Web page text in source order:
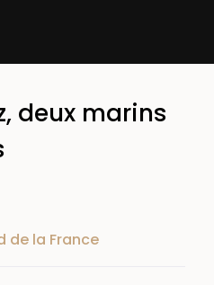
deux marins
de la France